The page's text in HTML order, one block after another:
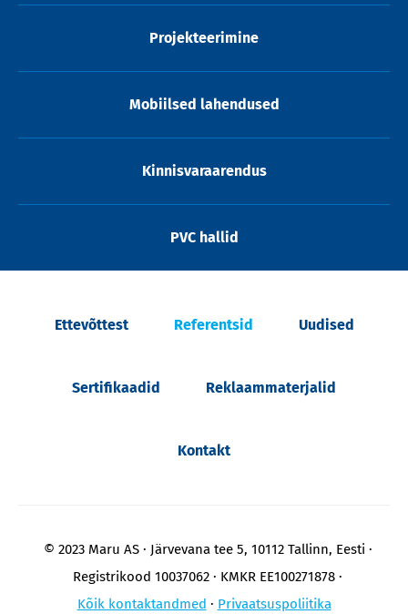
Projekteerimine
Mobiilsed lahendused
Kinnisvaraarendus
PVC hallid
Ettevõttest Referentsid Uudised
Sertifikaadid Reklaammaterjalid
Kontakt
© 2023 Maru AS
Järvevana tee 5, 10112 Tallinn, Eesti
Registrikood 10037062
KMKR EE100271878
Kõik kontaktandmed
Privaatsuspoliitika